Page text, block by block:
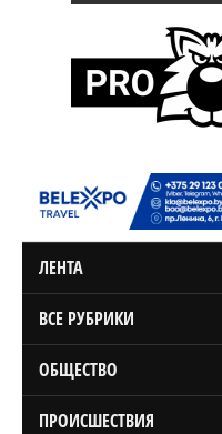
ЛЕНТА
ВСЕ РУБРИКИ
ОБЩЕСТВО
ПРОИСШЕСТВИЯ